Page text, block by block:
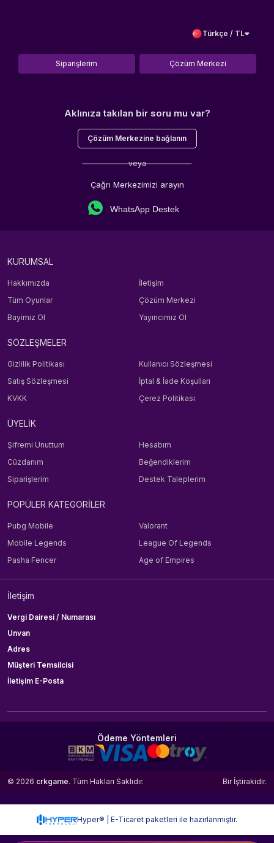
Türkçe / TL
Siparişlerim Çözüm Merkezi
Aklınıza takılan bir soru mu var?
Çözüm Merkezine bağlanın
veya
Çağrı Merkezimizi arayın
WhatsApp Destek
KURUMSAL
Hakkımızda
İletişim
Tüm Oyunlar
Çözüm Merkezi
Bayimiz Ol
Yayıncımız Ol
SÖZLEŞMELER
Gizlilik Politikası
Kullanıcı Sözleşmesi
Satış Sözleşmesi
İptal & İade Koşulları
KVKK
Çerez Politikası
ÜYELİK
Şifremi Unuttum
Hesabım
Cüzdanım
Beğendiklerim
Siparişlerim
Destek Taleplerim
POPÜLER KATEGORİLER
Pubg Mobile
Valorant
Mobile Legends
League Of Legends
Pasha Fencer
Age of Empires
İletişim
Vergi Dairesi / Numarası
Unvan
Adres
Müşteri Temsilcisi
İletişim E-Posta
Ödeme Yöntemleri
© 2026 crkgame. Tüm Hakları Saklıdır. Bir İştirakidir.
Hyper® | E-Ticaret paketleri ile hazırlanmıştır.